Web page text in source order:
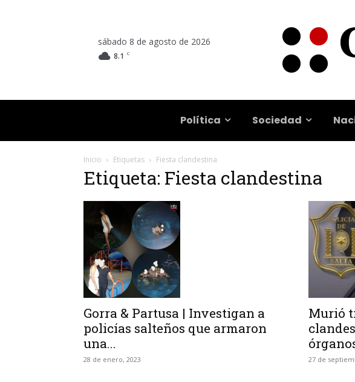
sábado 8 de agosto de 2026
8.1 C
Política Sociedad
Inicio Etiquetas Fiesta clandestina
Etiqueta: Fiesta clandestina
Gorra & Partusa | Investigan a
policías salteños que armaron
una...
28 de enero, 2023
Murió
27 de